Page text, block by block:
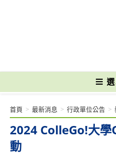
2024 ColleGo!大學
動
首頁 > 最新消息 > 行政單位公告 >